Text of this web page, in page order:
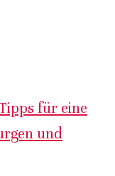
für eine
und